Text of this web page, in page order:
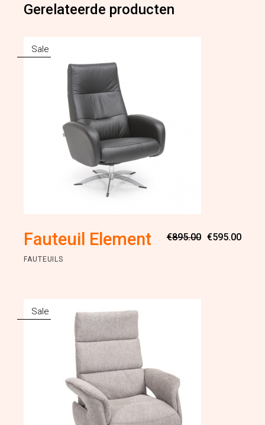
Gerelateerde producten
Sale
Fauteuil Element €895.00
prijs
€595.00
prijs
FAUTEUILS
Sale